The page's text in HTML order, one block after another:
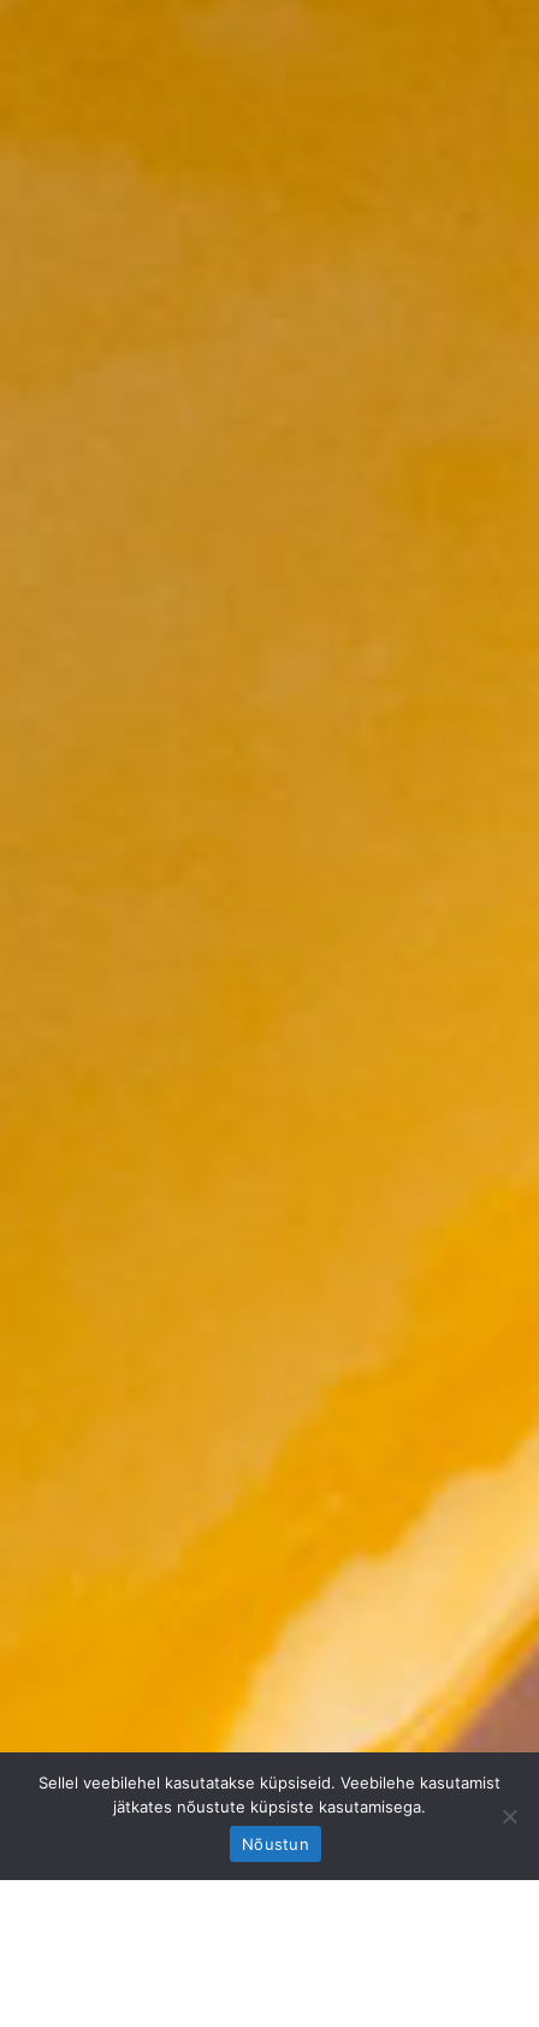
Sellel veebilehel kasutatakse küpsiseid. Veebilehe kasutamist
jätkates nõustute küpsiste kasutamisega.
Nõustun